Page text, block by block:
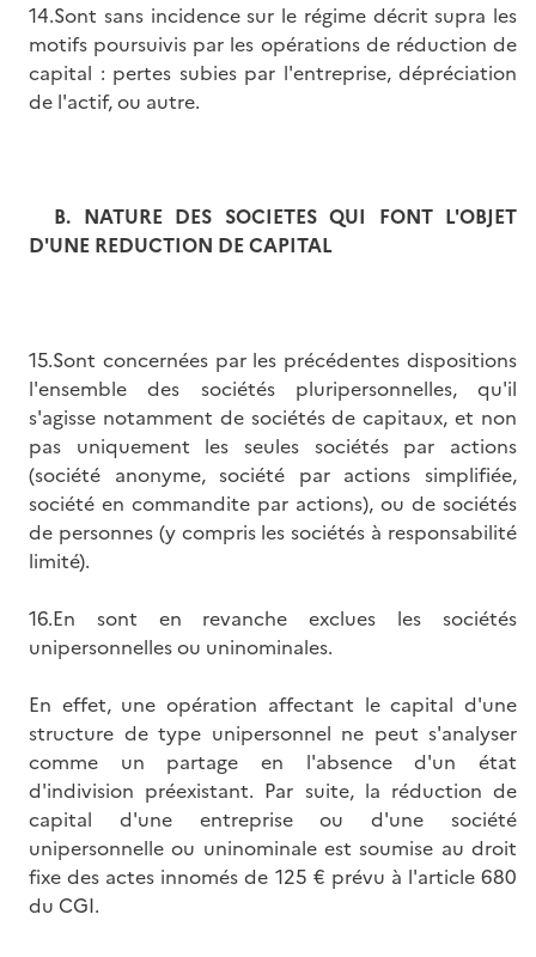
14.Sont sans incidence sur le régime décrit supra les
motifs poursuivis par les opérations de réduction de
capital : pertes subies par l'entreprise, dépréciation
de l'actif, ou autre.
B. NATURE DES SOCIETES QUI FONT L'OBJET
D'UNE REDUCTION DE CAPITAL
15.Sont concernées par les précédentes dispositions
l'ensemble des sociétés pluripersonnelles, qu'il
s'agisse notamment de sociétés de capitaux, et non
pas uniquement les seules sociétés par actions
(société anonyme, société par actions simplifiée,
société en commandite par actions), ou de sociétés
de personnes (y compris les sociétés à responsabilité
limité).
16.En sont en revanche exclues les sociétés
unipersonnelles ou uninominales.
En effet, une opération affectant le capital d'une
structure de type unipersonnel ne peut s'analyser
comme un partage en l'absence d'un état
d'indivision préexistant. Par suite, la réduction de
capital d'une entreprise ou d'une société
unipersonnelle ou uninominale est soumise au droit
fixe des actes innomés de 125 € prévu à l'article 680
du CGI.